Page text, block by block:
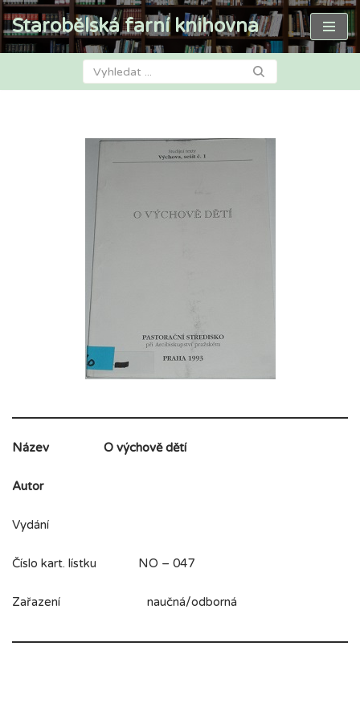
Přeskočit
Starobělská farní knihovna
Název O výchově dětí
Autor
Vydání
Číslo kart. lístku NO – 047
Zařazení naučná/odborná